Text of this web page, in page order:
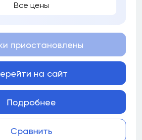
Все цены
Сравнить
приостановлены
на сайт
Подробнее